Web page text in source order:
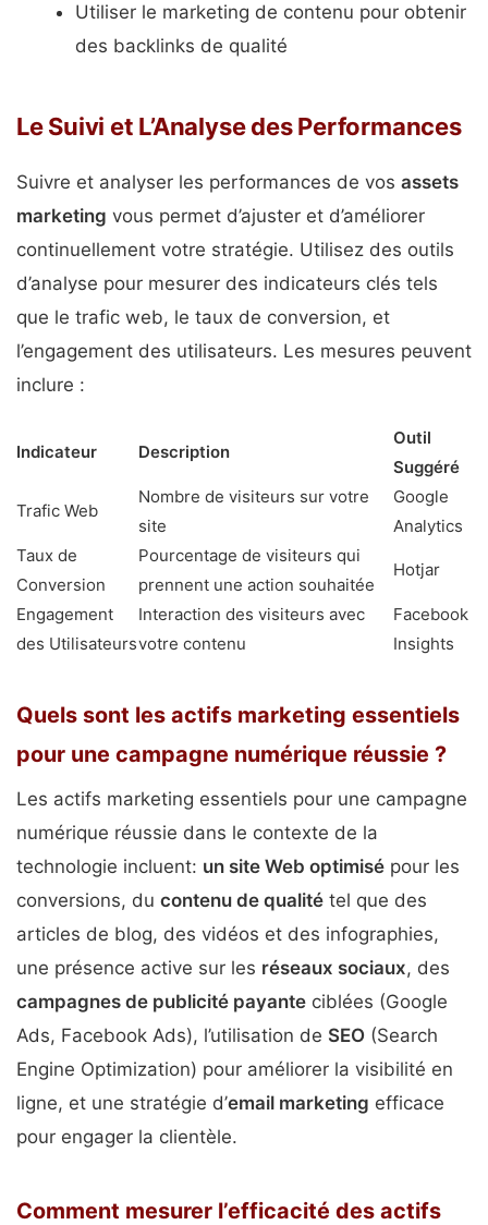
Utiliser le marketing de contenu pour obtenir
des backlinks de qualité
Le Suivi et L’Analyse des Performances
Suivre et analyser les performances de vos assets
marketing vous permet d’ajuster et d’améliorer
continuellement votre stratégie. Utilisez des outils
d’analyse pour mesurer des indicateurs clés tels
que le trafic web, le taux de conversion, et
l’engagement des utilisateurs. Les mesures peuvent
inclure :
Indicateur Description
Outil
Suggéré
Trafic Web
Nombre de visiteurs sur votre
site
Google
Analytics
Taux de
Conversion
Pourcentage de visiteurs qui
prennent une action souhaitée
Hotjar
Engagement
des Utilisateurs
Interaction des visiteurs avec
votre contenu
Facebook
Insights
Quels sont les actifs marketing essentiels
pour une campagne numérique réussie ?
Les actifs marketing essentiels pour une campagne
numérique réussie dans le contexte de la
technologie incluent: un site Web optimisé pour les
conversions, du contenu de qualité tel que des
articles de blog, des vidéos et des infographies,
une présence active sur les réseaux sociaux, des
campagnes de publicité payante ciblées (Google
Ads, Facebook Ads), l’utilisation de SEO (Search
Engine Optimization) pour améliorer la visibilité en
ligne, et une stratégie d’email marketing efficace
pour engager la clientèle.
Comment mesurer l’efficacité des actifs